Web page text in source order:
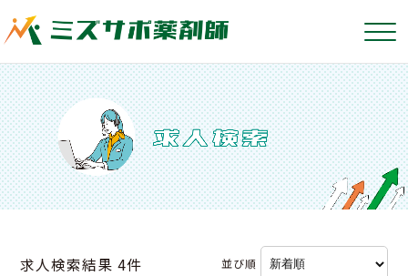
求人検索結果4件 並び順